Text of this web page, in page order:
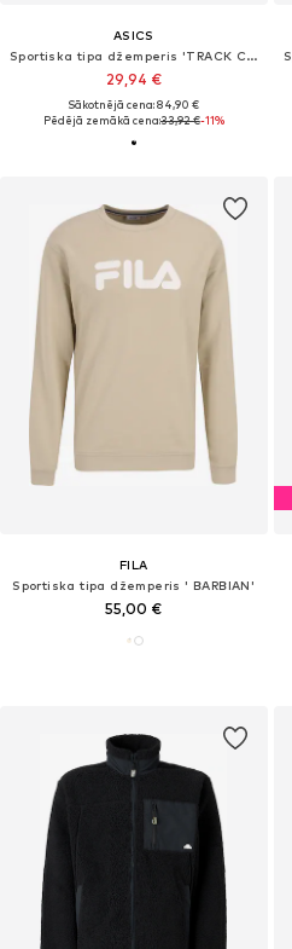
ASICS
Sportiska tipa džemperis 'TRACK CLUB HERITAGE'
29,94 €
Sākotnējā cena: 84,90 €
Pēdējā zemākā cena:33,92 €-11%
FILA
Sportiska tipa džemperis ' BARBIAN'
55,00 €